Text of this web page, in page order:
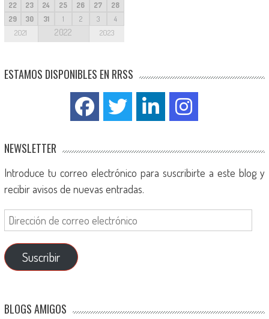
22
23 24 25 26 27
28
29
30 31 1 2 3 4
2021 2022 2023
ESTAMOS DISPONIBLES EN RRSS
NEWSLETTER
Introduce tu correo electrónico para suscribirte a este blog y
recibir avisos de nuevas entradas.
Suscribir
BLOGS AMIGOS